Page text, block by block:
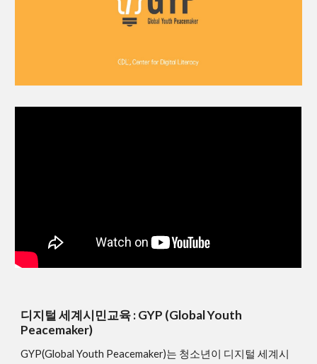
디지털 세계시민교육 : GYP (Global Youth
Peacemaker)
GYP(Global Youth Peacemaker)는 청소년이 디지털 세계시